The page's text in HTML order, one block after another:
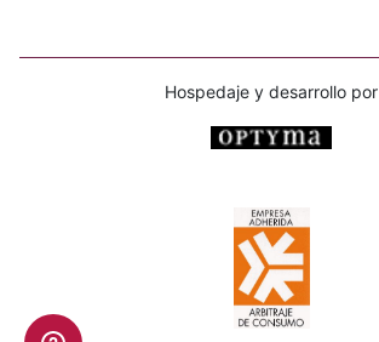
Hospedaje y desarrollo por